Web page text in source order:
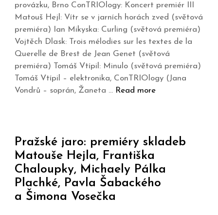
provázku, Brno ConTRIOlogy: Koncert premiér III
Matouš Hejl: Vítr se v jarních horách zved (světová
premiéra) Ian Mikyska: Curling (světová premiéra)
Vojtěch Dlask: Trois mélodies sur les textes de la
Querelle de Brest de Jean Genet (světová
premiéra) Tomáš Vtípil: Minulo (světová premiéra)
Tomáš Vtípil – elektronika, ConTRIOlogy (Jana
Vondrů – soprán, Žaneta … Read more
Pražské jaro: premiéry skladeb
Matouše Hejla, Františka
Chaloupky, Michaely Pálka
Plachké, Pavla Šabackého
a Šimona Vosečka